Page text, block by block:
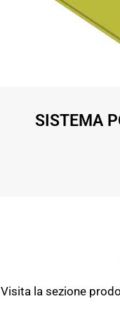
SISTEMA
Visita la sezione